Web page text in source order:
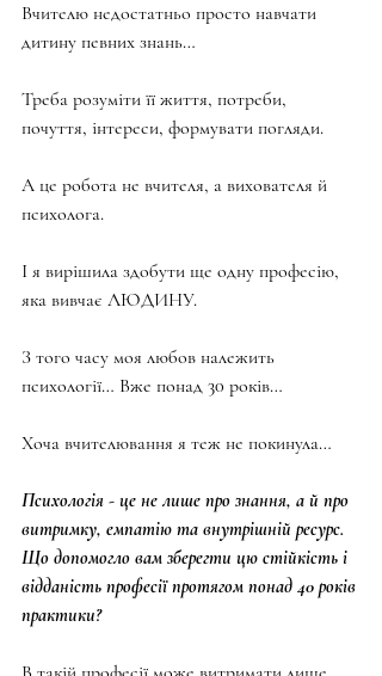
Вчителю недостатньо просто навчати
дитину певних знань…
Треба розуміти її життя, потреби,
почуття, інтереси, формувати погляди.
А це робота не вчителя, а вихователя й
психолога.
І я вирішила здобути ще одну професію,
яка вивчає ЛЮДИНУ.
З того часу моя любов належить
психології… Вже понад 30 років…
Хоча вчителювання я теж не покинула…
Психологія - це не лише про знання, а й про
витримку, емпатію та внутрішній ресурс.
Що допомогло вам зберегти цю стійкість і
відданість професії протягом понад 40 років
практики?